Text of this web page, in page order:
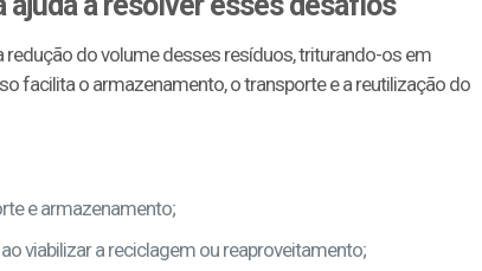
redução do volume desses resíduos, triturando-os em
facilita o armazenamento, o transporte e a reutilização do
e armazenamento;
viabilizar a reciclagem ou reaproveitamento;